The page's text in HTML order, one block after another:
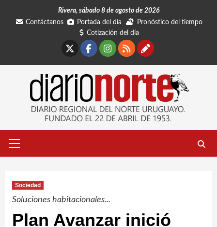
Rivera, sábado 8 de agosto de 2026
Contáctanos
Portada del día
Pronóstico del tiempo
Cotización del día
Facebook
Instagram
RSSContáctanos
primario
Sociedad
Soluciones habitacionales...
Plan Avanzar inició